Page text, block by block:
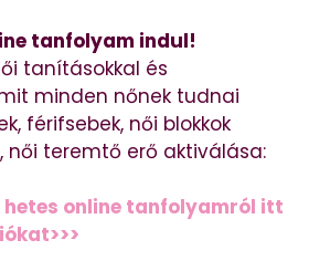
tanfolyam indul!
tanításokkal és
minden nőnek tudnai
férifsebek, női blokkok
női teremtő erő aktiválása:
hetes online tanfolyamról itt